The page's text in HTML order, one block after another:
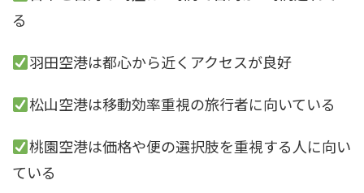
る
羽田空港は都心から近くアクセスが良好
松山空港は移動効率重視の旅行者に向いている
桃園空港は価格や便の選択肢を重視する人に向い
ている